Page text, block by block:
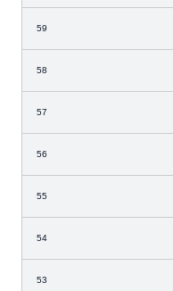
59
58
57
56
55
54
53